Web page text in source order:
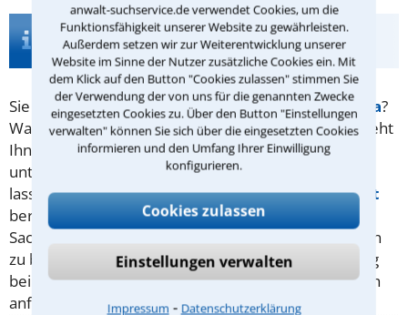
anwalt-suchservice.de verwendet Cookies, um die
Funktionsfähigkeit unserer Website zu gewährleisten.
Außerdem setzen wir zur Weiterentwicklung unserer
Website im Sinne der Nutzer zusätzliche Cookies ein. Mit
dem Klick auf den Button "Cookies zulassen" stimmen Sie
der Verwendung der von uns für die genannten Zwecke
eingesetzten Cookies zu. Über den Button "Einstellungen
verwalten" können Sie sich über die eingesetzten Cookies
informieren und den Umfang Ihrer Einwilligung
konfigurieren.
Cookies zulassen
Einstellungen verwalten
Impressum ⁃ Datenschutzerklärung
Infos zur Suche nach einem Anwalt für
Schleudertrauma in Schwerin
Sie suchen Rechtsrat zum ThemaSchleudertrauma?
Wann erhalten SieSchmerzensgeldund wie viel steht
Ihnen zu? Unser Tipp: Seien Sie nicht zu gutgläubig,
unterschreiben Sie keine voreiligen Vergleiche und
lassen Sie sich von einem Anwalt fürVerkehrsrecht
beraten! Von Ihnen beauftragt, ist er verpflichtet die
Sachlage zu Ihren Gunsten und nur zu Ihren Gunsten
zu beurteilen. Hier Anwalt in Schwerin mit Erfahrung
bei Schleudertraumata aussuchen und unverbindlich
anfragen.